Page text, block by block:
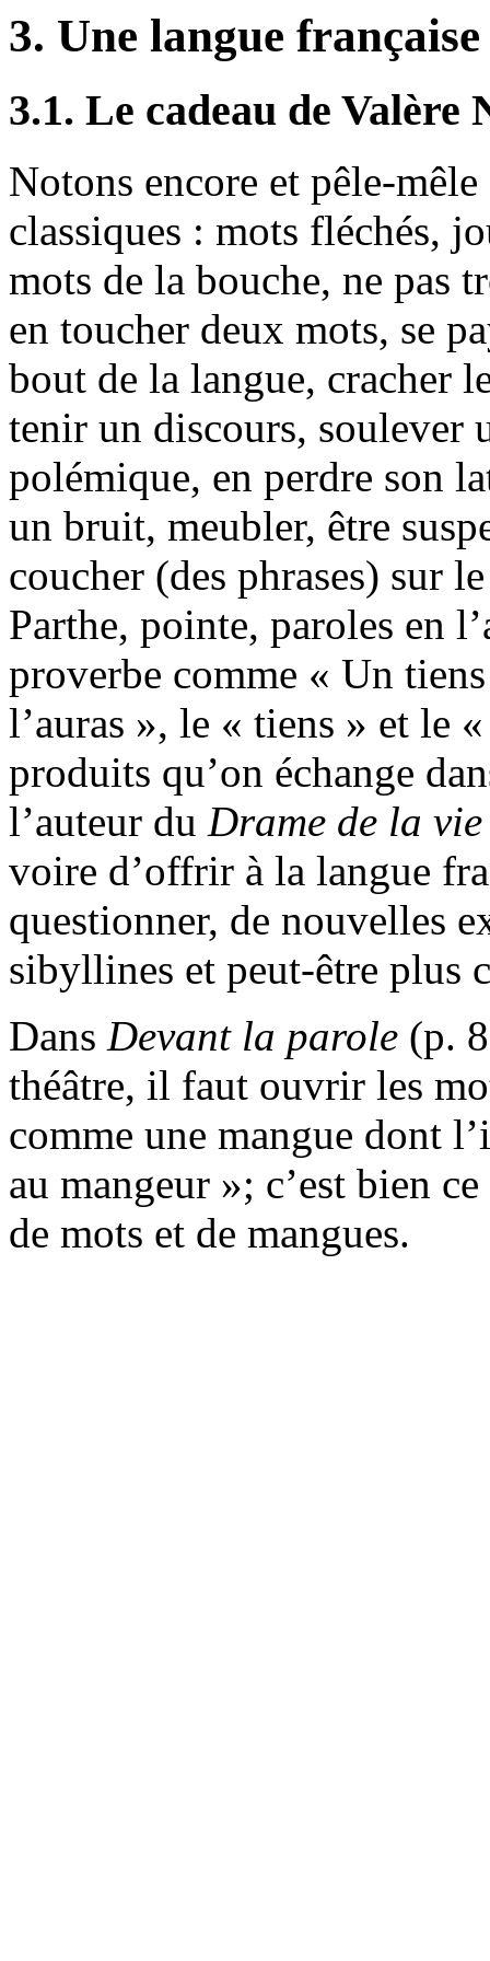
3. Une langue
3.1. Le cadeau de Valère
Notons encore et pêle-
classiques : mots fléchés,
mots de la bouche, ne pas
en toucher deux mots, se
bout de la langue, cracher
tenir un discours, soulever
polémique, en perdre son
un bruit, meubler, être
coucher (des phrases) sur
Parthe, pointe, paroles en
proverbe comme « Un
l’auras », le « tiens » et le
produits qu’on échange
l’auteur du Drame de la vie
voire d’offrir à la langue
questionner, de nouvelles
sibyllines et peut-être plus
Dans Devant la parole (p.
théâtre, il faut ouvrir les
comme une mangue dont
au mangeur »; c’est bien
de mots et de mangues.